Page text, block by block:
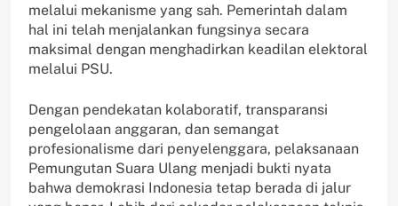
melalui mekanisme yang sah. Pemerintah dalam
hal ini telah menjalankan fungsinya secara
maksimal dengan menghadirkan keadilan elektoral
melalui PSU.
Dengan pendekatan kolaboratif, transparansi
pengelolaan anggaran, dan semangat
profesionalisme dari penyelenggara, pelaksanaan
Pemungutan Suara Ulang menjadi bukti nyata
bahwa demokrasi Indonesia tetap berada di jalur